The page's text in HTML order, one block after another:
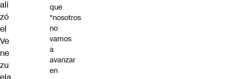
ali
zó
el
Ve
ne
zu
que
"nosotros
no
vamos
a
avanzar
en